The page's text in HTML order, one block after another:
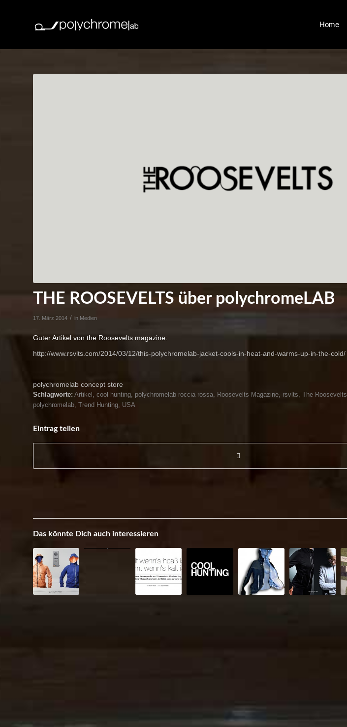
Home
THE ROOSEVELTS über polychromeLAB
17. März 2014 / in Medien
Guter Artikel von the Roosevelts magazine:
http://www.rsvlts.com/2014/03/12/this-polychromelab-jacket-cools-in-heat-and-warms-up-in-the-cold/
polychromelab concept store
Schlagworte: Artikel , cool hunting, polychromelab roccia rossa, Roosevelts Magazine, rsvlts, The Roosevelts
polychromelab, Trend Hunting, USA
Eintrag teilen
Das könnte Dich auch interessieren